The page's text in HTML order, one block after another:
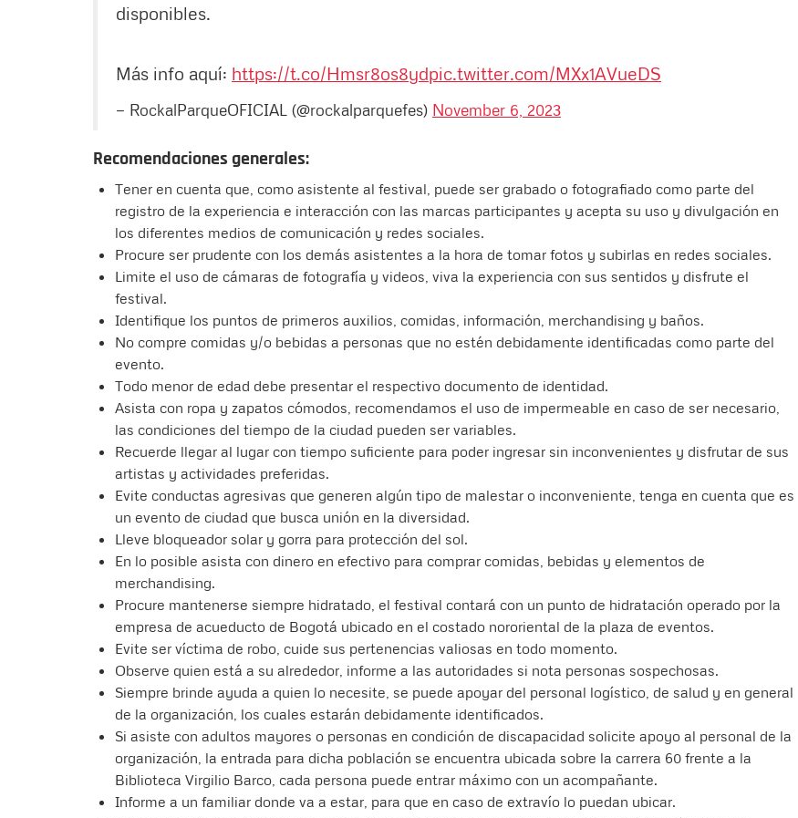
disponibles.
Más info aquí: https://t.co/Hmsr8os8ydpic.twitter.com/MXx1AVueDS
— RockalParqueOFICIAL (@rockalparquefes) November 6, 2023
Recomendaciones generales:
Tener en cuenta que, como asistente al festival, puede ser grabado o fotografiado como parte del
registro de la experiencia e interacción con las marcas participantes y acepta su uso y divulgación en
los diferentes medios de comunicación y redes sociales.
Procure ser prudente con los demás asistentes a la hora de tomar fotos y subirlas en redes sociales.
Limite el uso de cámaras de fotografía y videos, viva la experiencia con sus sentidos y disfrute el
festival.
Identifique los puntos de primeros auxilios, comidas, información, merchandising y baños.
No compre comidas y/o bebidas a personas que no estén debidamente identificadas como parte del
evento.
Todo menor de edad debe presentar el respectivo documento de identidad.
Asista con ropa y zapatos cómodos, recomendamos el uso de impermeable en caso de ser necesario,
las condiciones del tiempo de la ciudad pueden ser variables.
Recuerde llegar al lugar con tiempo suficiente para poder ingresar sin inconvenientes y disfrutar de sus
artistas y actividades preferidas.
Evite conductas agresivas que generen algún tipo de malestar o inconveniente, tenga en cuenta que es
un evento de ciudad que busca unión en la diversidad.
Lleve bloqueador solar y gorra para protección del sol.
En lo posible asista con dinero en efectivo para comprar comidas, bebidas y elementos de
merchandising.
Procure mantenerse siempre hidratado, el festival contará con un punto de hidratación operado por la
empresa de acueducto de Bogotá ubicado en el costado nororiental de la plaza de eventos.
Evite ser víctima de robo, cuide sus pertenencias valiosas en todo momento.
Observe quien está a su alrededor, informe a las autoridades si nota personas sospechosas.
Siempre brinde ayuda a quien lo necesite, se puede apoyar del personal logístico, de salud y en general
de la organización, los cuales estarán debidamente identificados.
Si asiste con adultos mayores o personas en condición de discapacidad solicite apoyo al personal de la
organización, la entrada para dicha población se encuentra ubicada sobre la carrera 60 frente a la
Biblioteca Virgilio Barco, cada persona puede entrar máximo con un acompañante.
Informe a un familiar donde va a estar, para que en caso de extravío lo puedan ubicar.